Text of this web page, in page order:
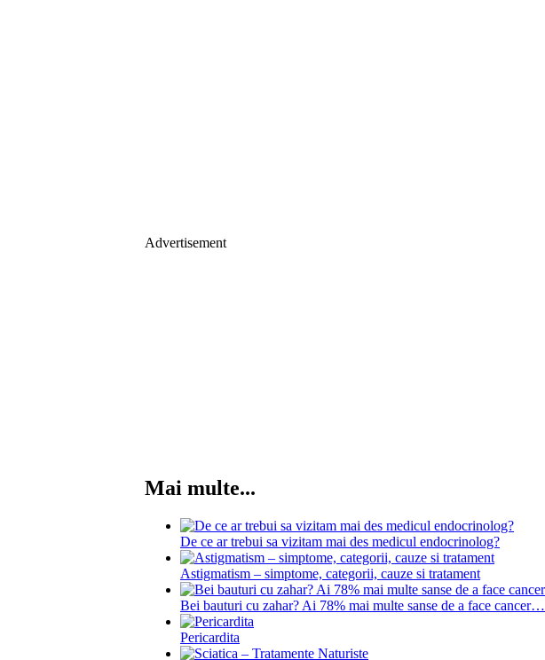
Advertisement
Mai multe...
De ce ar trebui sa vizitam mai des medicul endocrinolog?
Astigmatism – simptome, categorii, cauze si tratament
Bei bauturi cu zahar? Ai 78% mai multe sanse de a face cancer…
Pericardita